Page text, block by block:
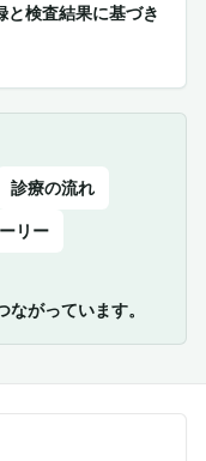
検査結果に基づき
診療の流れ
リー
がっています。